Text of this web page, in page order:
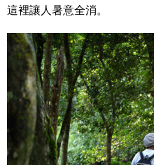
這裡讓人暑意全消。